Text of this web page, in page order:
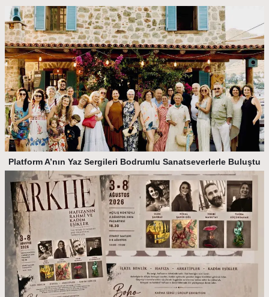
Platform A’nın Yaz Sergileri Bodrumlu Sanatseverlerle Buluştu